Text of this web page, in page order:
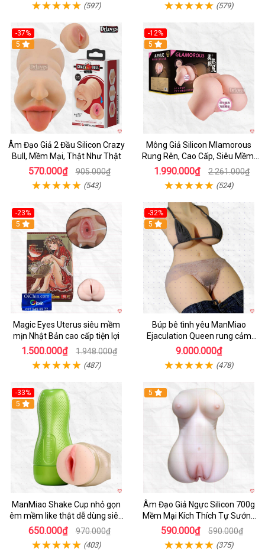
(597) (579)
-37%
Hot
5
Âm Đạo Giả 2 Đầu Silicon Crazy
Bull, Mềm Mại, Thật Như Thật
570.000₫ 905.000₫
(543)
-12%
Hot
5
Mông Giả Silicon Mlamorous
Rung Rên, Cao Cấp, Siêu Mềm,
Hót
1.990.000₫ 2.261.000₫
(524)
-23%
Hot
5
Magic Eyes Uterus siêu mềm
mịn Nhật Bản cao cấp tiện lợi
1.500.000₫ 1.948.000₫
(487)
-32%
5
Búp bê tình yêu ManMiao
Ejaculation Queen rung cảm
biến sưởi ấm phun nước thông
9.000.000₫
(478)
-33%
Hot
5
ManMiao Shake Cup nhỏ gọn
êm mềm like thật dễ dùng siêu
hưng phấn
650.000₫ 970.000₫
(403)
5
Âm Đạo Giả Ngực Silicon 700g
Mềm Mại Kích Thích Tự Sướng
Nam
590.000₫ 590.000₫
(375)